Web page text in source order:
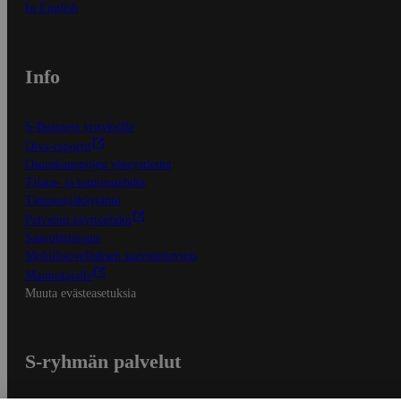
In English
Info
S-Business yrityksille
Oiva-raportit
Osuuskauppojen yhteystiedot
Tilaus- ja toimitusehdot
Tietosuojakäytäntö
Palvelun käyttöehdot
Saavutettavuus
Mobiilisovelluksen saavutettavuus
Mainostajalle
Muuta evästeasetuksia
S-ryhmän palvelut